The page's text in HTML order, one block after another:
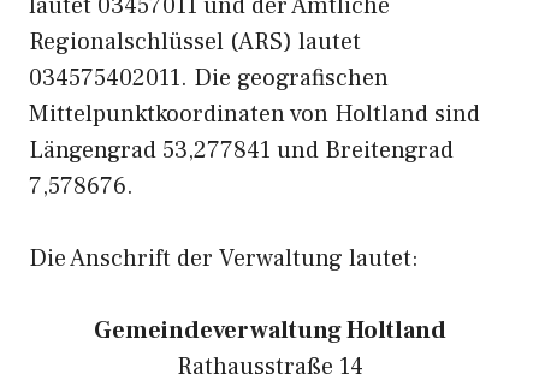
Regionalschlüssel (ARS) lautet
034575402011. Die geografischen
Mittelpunktkoordinaten von Holtland sind
Längengrad 53,277841 und Breitengrad
7,578676.
Die Anschrift der Verwaltung lautet:
Gemeindeverwaltung Holtland
Rathausstraße 14